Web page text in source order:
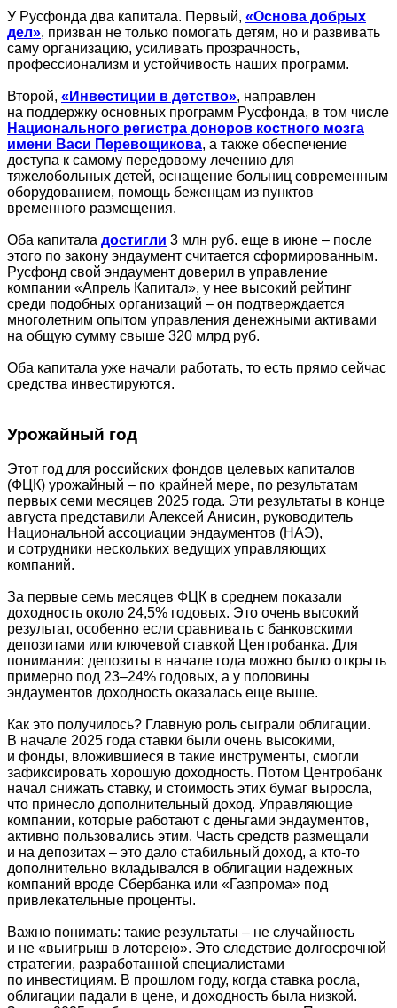
У Русфонда два капитала. Первый, «Основа добрых
дел», призван не только помогать детям, но и развивать
саму организацию, усиливать прозрачность,
профессионализм и устойчивость наших программ.
Второй, «Инвестиции в детство», направлен
на поддержку основных программ Русфонда, в том числе
Национального регистра доноров костного мозга
имени Васи Перевощикова, а также обеспечение
доступа к самому передовому лечению для
тяжелобольных детей, оснащение больниц современным
оборудованием, помощь беженцам из пунктов
временного размещения.
Оба капитала достигли 3 млн руб. еще в июне – после
этого по закону эндаумент считается сформированным.
Русфонд свой эндаумент доверил в управление
компании «Апрель Капитал», у нее высокий рейтинг
среди подобных организаций – он подтверждается
многолетним опытом управления денежными активами
на общую сумму свыше 320 млрд руб.
Оба капитала уже начали работать, то есть прямо сейчас
средства инвестируются.
Урожайный год
Этот год для российских фондов целевых капиталов
(ФЦК) урожайный – по крайней мере, по результатам
первых семи месяцев 2025 года. Эти результаты в конце
августа представили Алексей Анисин, руководитель
Национальной ассоциации эндаументов (НАЭ),
и сотрудники нескольких ведущих управляющих
компаний.
За первые семь месяцев ФЦК в среднем показали
доходность около 24,5% годовых. Это очень высокий
результат, особенно если сравнивать с банковскими
депозитами или ключевой ставкой Центробанка. Для
понимания: депозиты в начале года можно было открыть
примерно под 23–24% годовых, а у половины
эндаументов доходность оказалась еще выше.
Как это получилось? Главную роль сыграли облигации.
В начале 2025 года ставки были очень высокими,
и фонды, вложившиеся в такие инструменты, смогли
зафиксировать хорошую доходность. Потом Центробанк
начал снижать ставку, и стоимость этих бумаг выросла,
что принесло дополнительный доход. Управляющие
компании, которые работают с деньгами эндаументов,
активно пользовались этим. Часть средств размещали
и на депозитах – это дало стабильный доход, а кто-то
дополнительно вкладывался в облигации надежных
компаний вроде Сбербанка или «Газпрома» под
привлекательные проценты.
Важно понимать: такие результаты – не случайность
и не «выигрыш в лотерею». Это следствие долгосрочной
стратегии, разработанной специалистами
по инвестициям. В прошлом году, когда ставка росла,
облигации падали в цене, и доходность была низкой.